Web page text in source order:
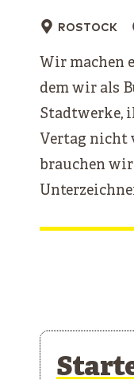
ROSTOCK
Wir machen
dem wir als
Stadtwerke,
Vertag nicht
brauchen